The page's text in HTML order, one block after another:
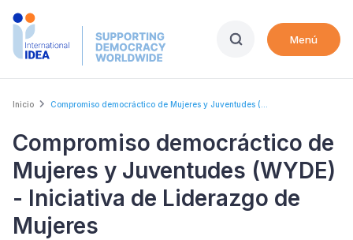
Skip
Menú
Breadcrumb
Inicio Compromiso democráctico de Mujeres y Juventudes (...
Compromiso democráctico de
Mujeres y Juventudes (WYDE)
- Iniciativa de Liderazgo de
Mujeres